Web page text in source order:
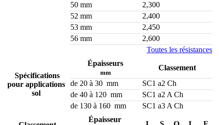
50 mm
2,300
52 mm
2,400
53 mm
2,450
56 mm
2,600
Toutes les résistances
Spécifications
pour applications
sol
Épaisseurs
mm
Classement
de 20 à 30 mm
SC1 a2 Ch
de 40 à 120 mm
SC1 a2 A Ch
de 130 à 160 mm
SC1 a3 A Ch
Épaisseur